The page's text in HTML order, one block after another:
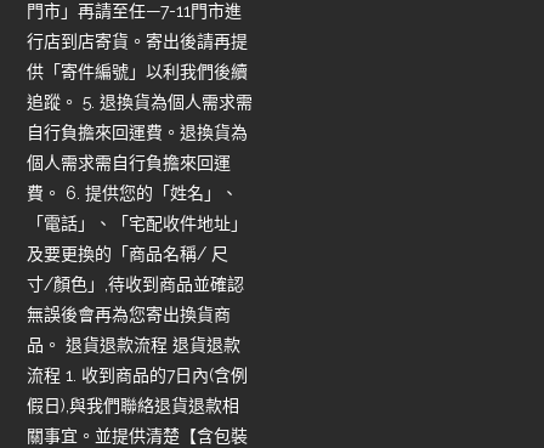
門市」再請至任—7-11門市進
行店到店寄貨。寄出後請再提
供「寄件編號」以利我們後續
追蹤。 5. 退換貨為個人需求需
自行負擔來回運費。退換貨為
個人需求需自行負擔來回運
費。 6. 提供您的「姓名」、
「電話」、「宅配收件地址」
及要更換的「商品名稱/ 尺
寸/顏色」,待收到商品並確認
無誤後會再為您寄出換貨商
品。 退貨退款流程 退貨退款
流程 1. 收到商品的7日內(含例
假日),與我們聯絡退貨退款相
關事宜。並提供清楚【含包裝